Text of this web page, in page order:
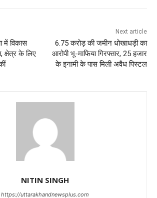
में विकास
क्षेत्र के लिए
Next article
6.75 करोड़ की जमीन धोखाधड़ी का
आरोपी भू-माफिया गिरफ्तार, 25 हजार
के इनामी के पास मिली अवैध पिस्टल
NITIN SINGH
https://uttarakhandnewsplus.com